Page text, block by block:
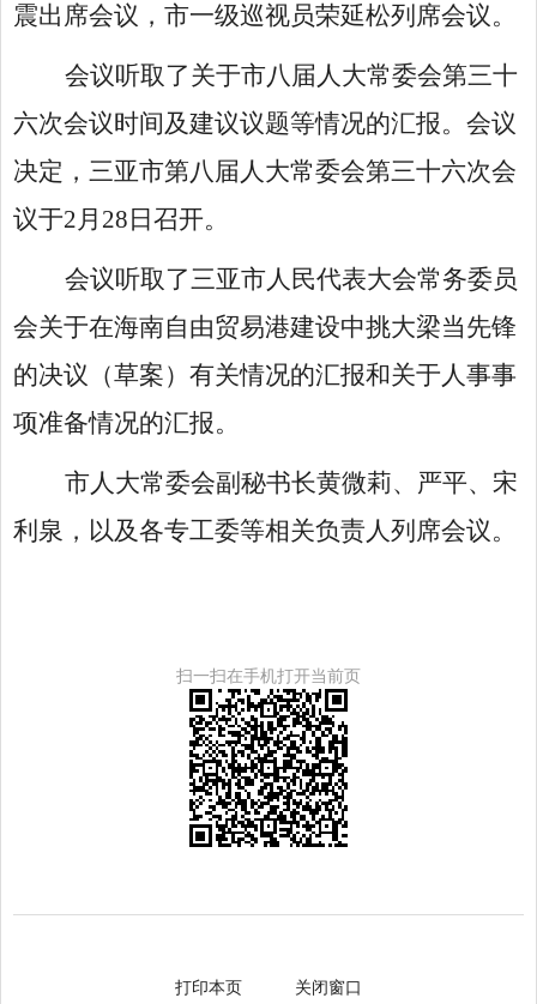
震出席会议，市一级巡视员荣延松列席会议。
会议听取了关于市八届人大常委会第三十
六次会议时间及建议议题等情况的汇报。会议
决定，三亚市第八届人大常委会第三十六次会
议于2月28日召开。
会议听取了三亚市人民代表大会常务委员
会关于在海南自由贸易港建设中挑大梁当先锋
的决议（草案）有关情况的汇报和关于人事事
项准备情况的汇报。
市人大常委会副秘书长黄微莉、严平、宋
利泉，以及各专工委等相关负责人列席会议。
扫一扫在手机打开当前页
打印本页 关闭窗口